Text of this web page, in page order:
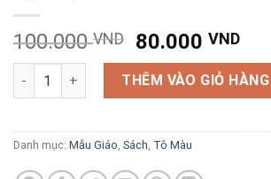
100.000VND
Giá
gốc
là:
100.000 VND.
80.000VNDGiá
tại
là:
Tô màu Tây Du Ký túi số 1 ( tập 1 đến tập
THÊM VÀO GIỎ HÀNG
Danh mục: Mẫu Giáo, Sách, Tô Màu